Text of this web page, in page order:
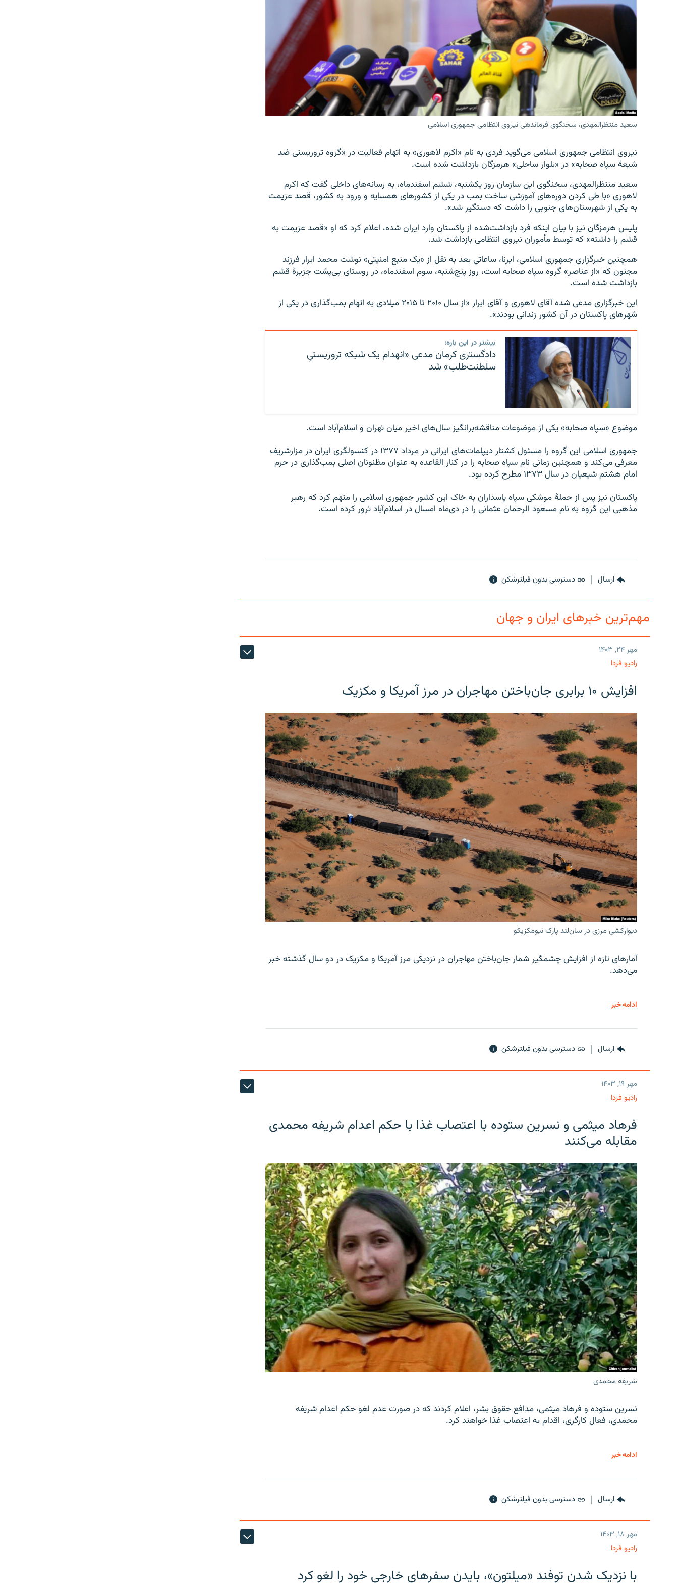
سعید منتظرالمهدی، سخنگوی فرماندهی نیروی انتظامی جمهوری اسلامی
نیروی انتظامی جمهوری اسلامی می‌گوید فردی به نام «اکرم لاهوری» به اتهام فعالیت در «گروه تروریستی ضد
شیعهٔ سپاه صحابه» در «بلوار ساحلی» هرمزگان بازداشت شده است.
سعید منتظرالمهدی، سخنگوی این سازمان روز یکشنبه، ششم اسفندماه،‌ به رسانه‌های داخلی گفت که اکرم
لاهوری «با طی کردن دوره‌های آموزشی ساخت بمب در یکی از کشورهای همسایه و ورود به کشور، قصد عزیمت
به یکی از شهرستان‌های جنوبی را داشت که دستگیر شد».
پلیس هرمزگان نیز با بیان اینکه فرد بازداشت‌شده از پاکستان وارد ایران شده، اعلام کرد که او «قصد عزیمت به
قشم را داشته» که توسط مأموران نیروی انتظامی بازداشت شد.
همچنین خبرگزاری جمهوری اسلامی، ایرنا، ساعاتی بعد به نقل از «یک منبع امنیتی» نوشت محمد ابرار فرزند
مجنون که «از عناصر» گروه سپاه صحابه است، روز پنج‌شنبه، سوم اسفندماه، در روستای پی‌پشت جزیرهٔ قشم
بازداشت شده است.
این خبرگزاری مدعی شده آقای لاهوری و آقای ابرار «از سال ۲۰۱۰ تا ۲۰۱۵ میلادی به اتهام بمب‌گذاری در یکی از
شهرهای پاکستان در آن کشور زندانی بودند».
بیشتر در این باره:
دادگستری کرمان مدعی «انهدام یک شبکه تروریستیِ
سلطنت‌طلب» شد
موضوع «سپاه صحابه» یکی از موضوعات مناقشه‌برانگیز سال‌های اخیر میان تهران و اسلام‌آباد است.
جمهوری اسلامی این گروه را مسئول کشتار دیپلمات‌های ایرانی در مرداد ۱۳۷۷ در کنسولگری ایران در مزارشریف
معرفی می‌کند و همچنین زمانی نام سپاه صحابه را در کنار القاعده به عنوان مظنونان اصلی بمب‌گذاری در حرم
امام هشتم شیعیان در سال ۱۳۷۳ مطرح کرده بود.
پاکستان نیز پس از حملهٔ موشکی سپاه پاسداران به خاک این کشور جمهوری اسلامی را متهم کرد که رهبر
مذهبی این گروه به نام مسعود الرحمان عثمانی را در دی‌ماه امسال در اسلام‌آباد ترور کرده است.
ارسال دسترسی بدون فیلترشکن
مهم‌ترین خبرهای ایران و جهان
مهر ۲۴, ۱۴۰۳
رادیو فردا
افزایش ۱۰ برابری جان‌باختن مهاجران در مرز آمریکا و مکزیک
دیوارکشی مرزی در سان‌لند پارک نیومکزیکو
آمارهای تازه از افزایش چشمگیر شمار جان‌باختن مهاجران در نزدیکی مرز آمریکا و مکزیک در دو سال گذشته خبر
می‌دهد.
ادامه خبر
ارسال دسترسی بدون فیلترشکن
مهر ۱۹, ۱۴۰۳
رادیو فردا
فرهاد میثمی و نسرین ستوده با اعتصاب غذا با حکم اعدام شریفه محمدی
مقابله می‌کنند
شریفه محمدی
نسرین ستوده و فرهاد میثمی، مدافع حقوق بشر، اعلام کردند که در صورت عدم لغو حکم اعدام شریفه
محمدی، فعال کارگری، اقدام به اعتصاب غذا خواهند کرد.
ادامه خبر
ارسال دسترسی بدون فیلترشکن
مهر ۱۸, ۱۴۰۳
رادیو فردا
با نزدیک شدن توفند «میلتون»، بایدن سفرهای خارجی خود را لغو کرد